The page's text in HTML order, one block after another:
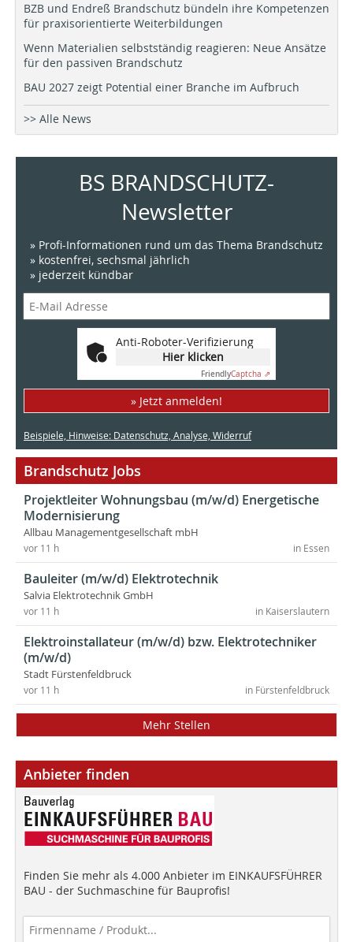
BZB und Endreß Brandschutz bündeln ihre Kompetenzen
für praxisorientierte Weiterbildungen
Wenn Materialien selbstständig reagieren: Neue Ansätze
für den passiven Brandschutz
BAU 2027 zeigt Potential einer Branche im Aufbruch
>> Alle News
BS BRANDSCHUTZ-
Newsletter
» Profi-Informationen rund um das Thema Brandschutz
» kostenfrei, sechsmal jährlich
» jederzeit kündbar
Anti-Roboter-Verifizierung
Hier klicken
FriendlyCaptcha ⇗
» Jetzt anmelden!
Beispiele, Hinweise: Datenschutz, Analyse, Widerruf
Brandschutz Jobs
Projektleiter Wohnungsbau (m/w/d) Energetische
Modernisierung
Allbau Managementgesellschaft mbH
in Essen
vor 11 h
Bauleiter (m/w/d) Elektrotechnik
Salvia Elektrotechnik GmbH
in Kaiserslautern
vor 11 h
Elektroinstallateur (m/w/d) bzw. Elektrotechniker
(m/w/d)
Stadt Fürstenfeldbruck
in Fürstenfeldbruck
vor 11 h
Mehr Stellen
Anbieter finden
Finden Sie mehr als 4.000 Anbieter im EINKAUFSFÜHRER
BAU - der Suchmaschine für Bauprofis!